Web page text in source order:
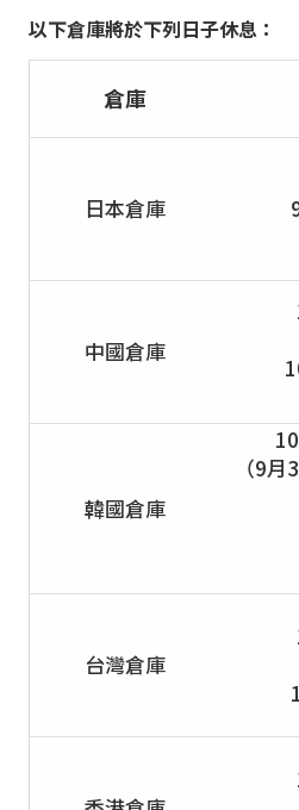
以下倉庫將於下列日子休息：
倉庫
日本倉庫
中國倉庫
韓國倉庫
（9
台灣倉庫